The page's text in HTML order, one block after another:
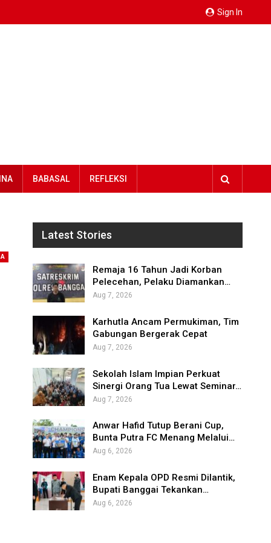
Sign In
BABASAL REFLEKSI
Latest Stories
Remaja 16 Tahun Jadi Korban
Pelecehan, Pelaku Diamankan…
Aug 7, 2026
Karhutla Ancam Permukiman, Tim
Gabungan Bergerak Cepat
Aug 7, 2026
Sekolah Islam Impian Perkuat
Sinergi Orang Tua Lewat Seminar…
Aug 7, 2026
Anwar Hafid Tutup Berani Cup,
Bunta Putra FC Menang Melalui…
Aug 6, 2026
Enam Kepala OPD Resmi Dilantik,
Bupati Banggai Tekankan…
Aug 6, 2026